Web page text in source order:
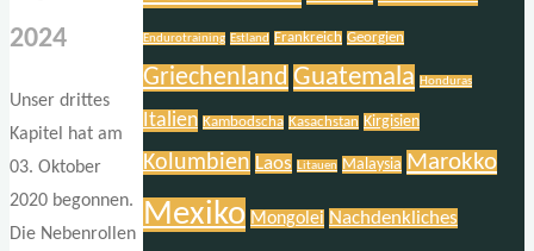
2024
Unser drittes
Kapitel hat am
03. Oktober
2020 begonnen.
Die Nebenrollen
Endurotraining Estland Frankreich Georgien
Griechenland Guatemala Honduras
Italien Kambodscha Kasachstan Kirgisien
Kolumbien Laos Litauen Malaysia Marokko
Mexiko Mongolei Nachdenkliches